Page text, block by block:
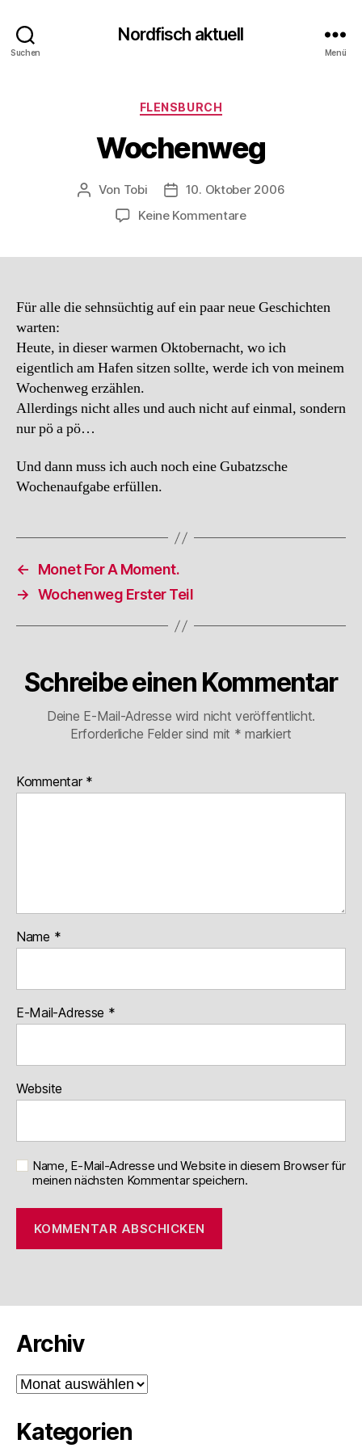
Suchen
Nordfisch aktuell
Menü
Kategorien
FLENSBURCH
Wochenweg
Beitragsautor
Von Tobi Beitragsdatum
10. Oktober 2006
Keine Kommentarezu
Für alle die sehnsüchtig auf ein paar neue Geschichten
warten:
Heute, in dieser warmen Oktobernacht, wo ich
eigentlich am Hafen sitzen sollte, werde ich von meinem
Wochenweg erzählen.
Allerdings nicht alles und auch nicht auf einmal, sondern
nur pö a pö…
Und dann muss ich auch noch eine Gubatzsche
Wochenaufgabe erfüllen.
←
Monet For A Moment.
→ Wochenweg Erster Teil
Schreibe einen Kommentar
Deine E-Mail-Adresse wird nicht veröffentlicht.
Erforderliche Felder sind mit * markiert
Kommentar *
Name *
E-Mail-Adresse *
Website
Name, E-Mail-Adresse und Website in diesem Browser für
meinen nächsten Kommentar speichern.
Archiv
Archiv
Kategorien